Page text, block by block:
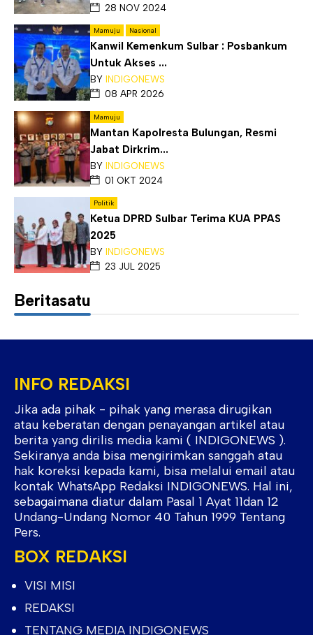
28 NOV 2024
Mamuju Nasional
Kanwil Kemenkum Sulbar : Posbankum
Untuk Akses ...
BY INDIGONEWS
08 APR 2026
Mamuju
Mantan Kapolresta Bulungan, Resmi
Jabat Dirkrim...
BY INDIGONEWS
01 OKT 2024
Politik
Ketua DPRD Sulbar Terima KUA PPAS
2025
BY INDIGONEWS
23 JUL 2025
Beritasatu
INFO REDAKSI
Jika ada pihak - pihak yang merasa dirugikan
atau keberatan dengan penayangan artikel atau
berita yang dirilis media kami ( INDIGONEWS ).
Sekiranya anda bisa mengirimkan sanggah atau
hak koreksi kepada kami, bisa melalui email atau
kontak WhatsApp Redaksi INDIGONEWS. Hal ini,
sebagaimana diatur dalam Pasal 1 Ayat 11dan 12
Undang-Undang Nomor 40 Tahun 1999 Tentang
Pers.
BOX REDAKSI
VISI MISI
REDAKSI
TENTANG MEDIA INDIGONEWS